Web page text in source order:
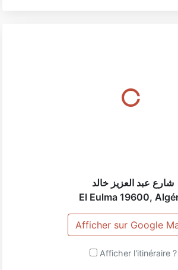
شارع عبد العزيز خالد
El Eulma 19600,
Afficher sur Google
Afficher l'itinéraire ?